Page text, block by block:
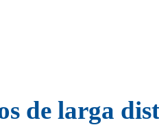
de larga